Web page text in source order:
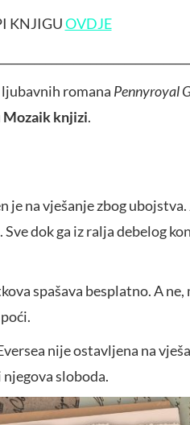
KNJIGUOVDJE
romana Pennyroyal
Mozaik knjizi.
je na vješanje zbog
dok ga iz ralja debelog
spašava besplatno. A
nije ostavljena na
sloboda.